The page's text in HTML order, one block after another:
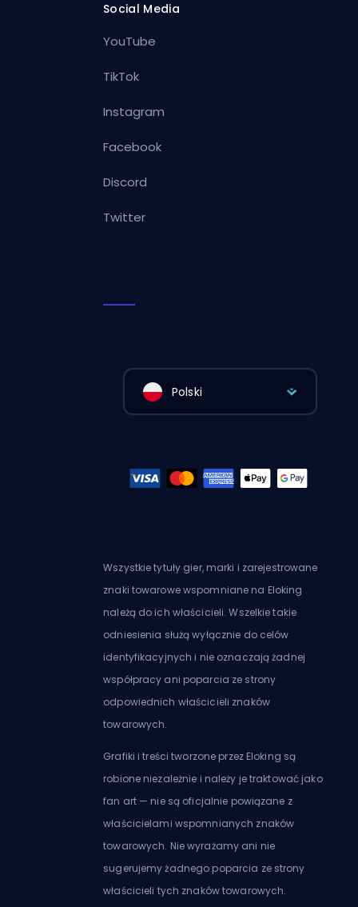
Social Media
YouTube
TikTok
Instagram
Facebook
Discord
Twitter
Polski
Wszystkie tytuły gier, marki i zarejestrowane
znaki towarowe wspomniane na Eloking
należą do ich właścicieli. Wszelkie takie
odniesienia służą wyłącznie do celów
identyfikacyjnych i nie oznaczają żadnej
współpracy ani poparcia ze strony
odpowiednich właścicieli znaków
towarowych.
Grafiki i treści tworzone przez Eloking są
robione niezależnie i należy je traktować jako
fan art — nie są oficjalnie powiązane z
właścicielami wspomnianych znaków
towarowych. Nie wyrażamy ani nie
sugerujemy żadnego poparcia ze strony
właścicieli tych znaków towarowych.